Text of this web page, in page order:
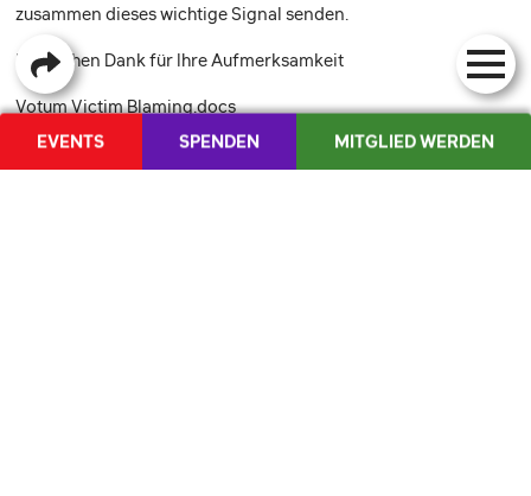
zusammen dieses wichtige Signal senden.
Herzlichen Dank für Ihre Aufmerksamkeit
Votum Victim Blaming.docs
EVENTS SPENDEN MITGLIED WERDEN